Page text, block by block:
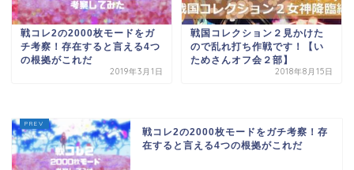
戦コレ2の2000枚モードをガ
チ考察！存在すると言える4つ
の根拠がこれだ
2019年3月1日
戦国コレクション２見かけた
ので乱れ打ち作戦です！【い
ためさんオフ会２部】
2018年8月15日
戦コレ2の2000枚モードをガチ考察！存
在すると言える4つの根拠がこれだ